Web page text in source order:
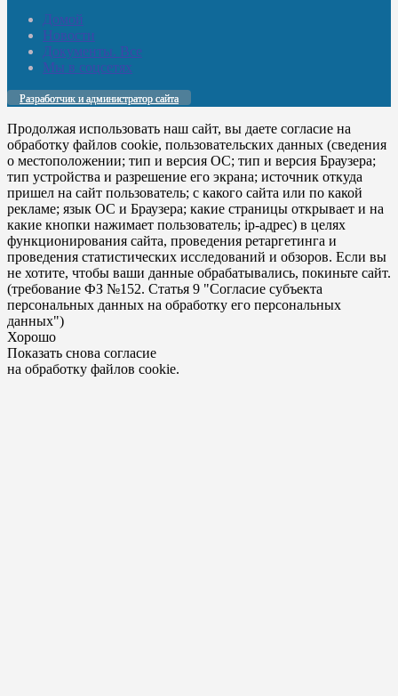
Домой
Новости
Документы. Все
Мы в соцсетях
Разработчик и администратор сайта
Продолжая использовать наш сайт, вы даете согласие на
обработку файлов cookie, пользовательских данных (сведения
о местоположении; тип и версия ОС; тип и версия Браузера;
тип устройства и разрешение его экрана; источник откуда
пришел на сайт пользователь; с какого сайта или по какой
рекламе; язык ОС и Браузера; какие страницы открывает и на
какие кнопки нажимает пользователь; ip-адрес) в целях
функционирования сайта, проведения ретаргетинга и
проведения статистических исследований и обзоров. Если вы
не хотите, чтобы ваши данные обрабатывались, покиньте сайт.
(требование ФЗ №152. Статья 9 "Согласие субъекта
персональных данных на обработку его персональных
данных")
Хорошо
Показать снова согласие
на обработку файлов cookie.